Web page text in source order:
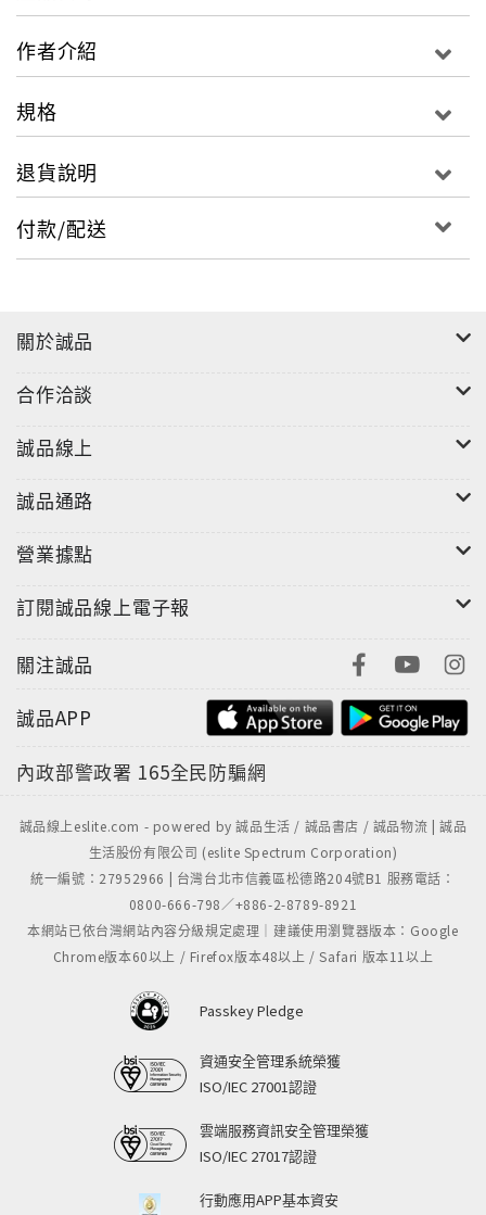
－南亞塑膠工業股份有限公司產品簡介規格表。
登錄；例如幹管與異徑分支管之管徑有粗細大小之差，
三、本書分A（薄）管、B（厚）管二種不同規格繪製。
橘紅色，一般之雨排水管則為灰色。
五、通氣管（VP）支管徑一般為2" 管，盡量安裝於吊管
末端，因無45°角困擾，本書略去不表。
六、施工者依現場管路走勢等不同角度，參考本手冊，
取更長，照表比例推算可得。
作者介紹
規格
退貨說明
付款/配送
關於誠品
合作洽談
誠品線上
誠品通路
營業據點
訂閱誠品線上電子報
關注誠品
誠品APP
內政部警政署 165全民防騙網
誠品線上eslite.com - powered by 誠品生活 / 誠品書店 / 誠品物流 | 誠品
生活股份有限公司 (eslite Spectrum Corporation)
統一編號：27952966 | 台灣台北市信義區松德路204號B1 服務電話：
0800-666-798／+886-2-8789-8921
本網站已依台灣網站內容分級規定處理｜建議使用瀏覽器版本：Google
Chrome版本60以上 / Firefox版本48以上 / Safari 版本11以上
Passkey Pledge
資通安全管理系統榮獲
ISO/IEC 27001認證
雲端服務資訊安全管理榮獲
ISO/IEC 27017認證
行動應用APP基本資安